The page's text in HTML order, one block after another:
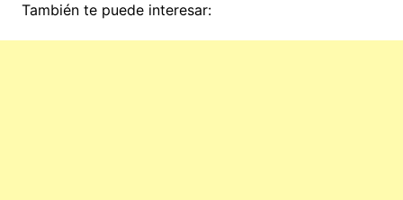
También te puede interesar: